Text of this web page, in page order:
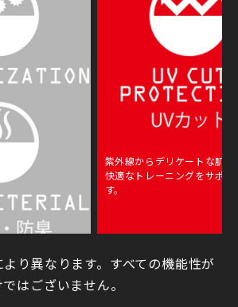
、においも抑え
紫外線からデリケートな肌を
快適なトレーニングをサポー
す。
り異なります。すべての機能性が
はございません。